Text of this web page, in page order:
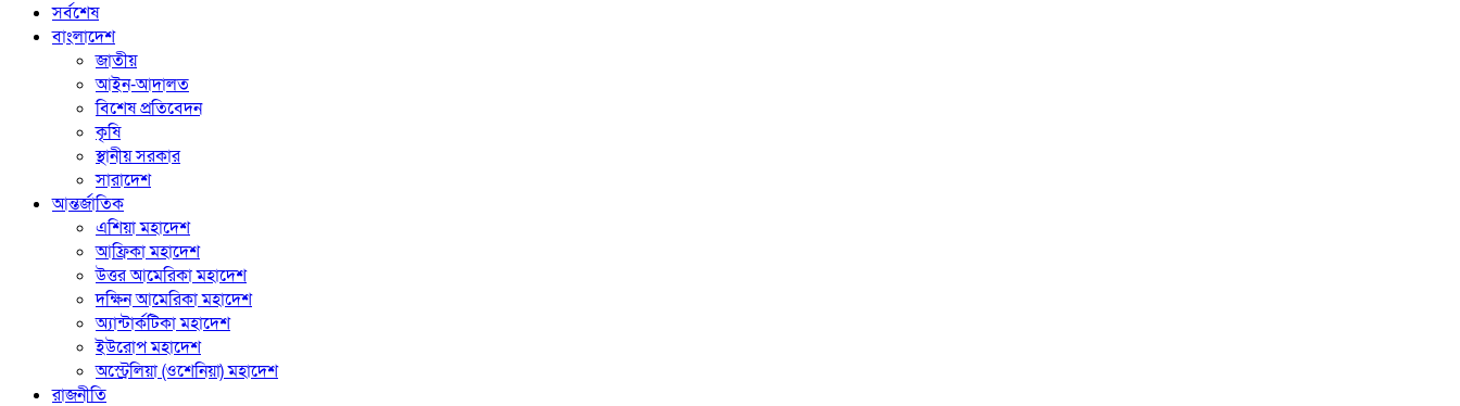
সর্বশেষ
বাংলাদেশ
জাতীয়
আইন-আদালত
বিশেষ প্রতিবেদন
কৃষি
স্থানীয় সরকার
সারাদেশ
আন্তর্জাতিক
এশিয়া মহাদেশ
আফ্রিকা মহাদেশ
উত্তর আমেরিকা মহাদেশ
দক্ষিন আমেরিকা মহাদেশ
অ্যান্টার্কটিকা মহাদেশ
ইউরোপ মহাদেশ
অস্ট্রেলিয়া (ওশেনিয়া) মহাদেশ
রাজনীতি